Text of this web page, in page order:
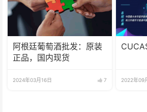
阿根廷葡萄酒批发：原装
正品，国内现货
2024年03月16日 7 2022年09